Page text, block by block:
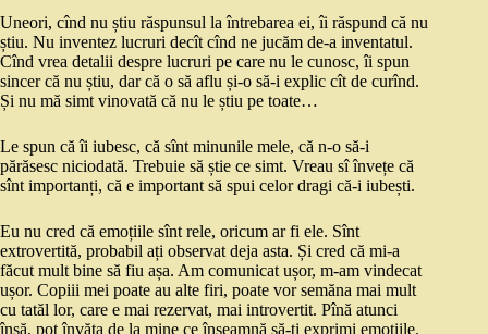
Uneori, cînd nu știu răspunsul la întrebarea ei, îi răspund că nu
știu. Nu inventez lucruri decît cînd ne jucăm de-a inventatul.
Cînd vrea detalii despre lucruri pe care nu le cunosc, îi spun
sincer că nu știu, dar că o să aflu și-o să-i explic cît de curînd.
Și nu mă simt vinovată că nu le știu pe toate…
Le spun că îi iubesc, că sînt minunile mele, că n-o să-i
părăsesc niciodată. Trebuie să știe ce simt. Vreau sî învețe că
sînt importanți, că e important să spui celor dragi că-i iubești.
Eu nu cred că emoțiile sînt rele, oricum ar fi ele. Sînt
extrovertită, probabil ați observat deja asta. Și cred că mi-a
făcut mult bine să fiu așa. Am comunicat ușor, m-am vindecat
ușor. Copiii mei poate au alte firi, poate vor semăna mai mult
cu tatăl lor, care e mai rezervat, mai introvertit. Pînă atunci
însă, pot învăța de la mine ce înseamnă să-ți exprimi emoțiile.